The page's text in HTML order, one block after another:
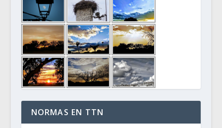
NORMAS EN TTN